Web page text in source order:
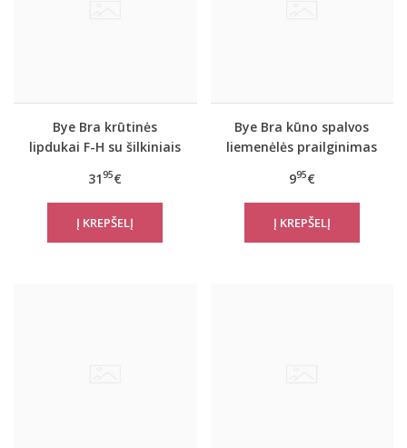
Bye Bra krūtinės
lipdukai F-H su šilkiniais
3195€
Bye Bra kūno spalvos
liemenėlės prailginimas
995€